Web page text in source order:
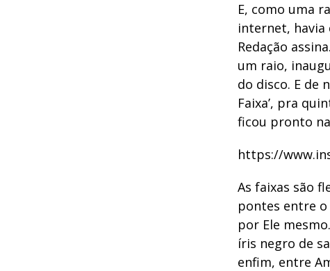
E, como uma
internet, havia
Redação
um raio,
do disco. E de
Faixa’, pra
ficou pronto na
https://
As faixas são
pontes entre o
por Ele
íris negro de
enfim, entre